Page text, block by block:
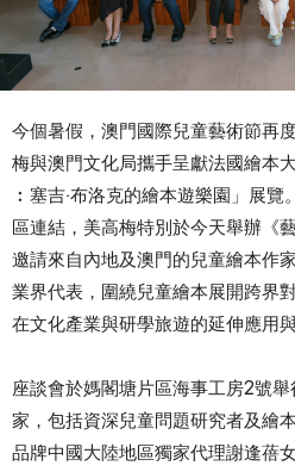
今個暑假，澳門國際兒童藝術節再
梅與澳門文化局攜手呈獻法國繪本
︰塞吉‧布洛克的繪本遊樂園」展
區連結，美高梅特別於今天舉辦《
邀請來自內地及澳門的兒童繪本作
業界代表，圍繞兒童繪本展開跨界
在文化產業與研學旅遊的延伸應用
座談會於媽閣塘片區海事工房2號
家，包括資深兒童問題研究者及繪
品牌中國大陸地區獨家代理謝逢蓓